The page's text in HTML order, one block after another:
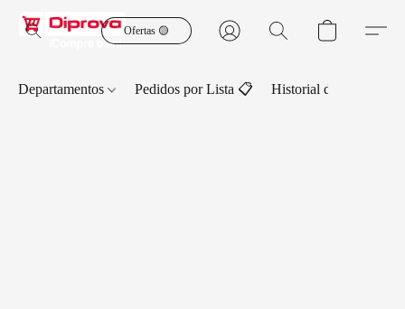
Ofertas 🟡
Departamentos Pedidos por Lista 📋 Historial de Pedidos